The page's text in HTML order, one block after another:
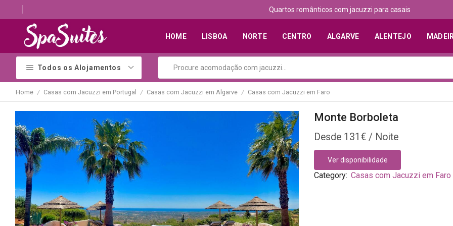
Quartos românticos com jacuzzi para casais
HOME LISBOA NORTE CENTRO ALGARVE ALENTEJO
Todos os Alojamentos
Home / Casas com Jacuzzi em Portugal / Casas com Jacuzzi em Algarve / Casas com Jacuzzi em Faro
Monte Borboleta
131 €
Ver disponibilidade
Category: Casas com Jacuzzi em Faro